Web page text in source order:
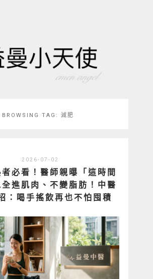
BROWSING TAG: 減肥
2026-07-02
必看！醫師親曝「這時間
進肌肉、不變脂肪！中醫
：喝手搖飲再也不怕囤積